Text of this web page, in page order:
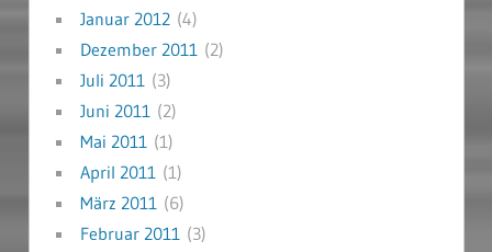
Januar 2012(4)
Dezember 2011(2)
Juli 2011(3)
Juni 2011(2)
Mai 2011(1)
April 2011(1)
März 2011(6)
Februar 2011(3)